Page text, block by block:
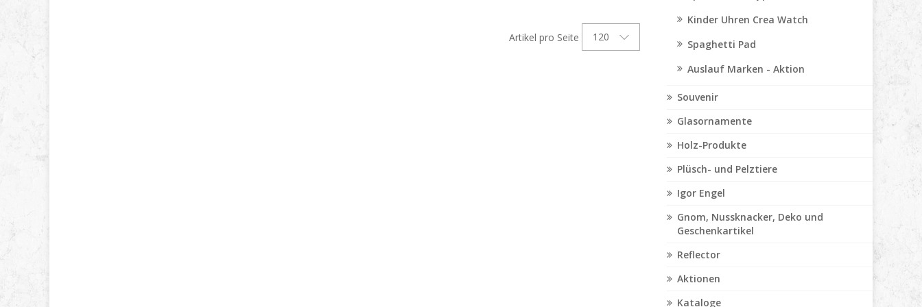
Kinder Uhren Crea Watch
Spaghetti Pad
Auslauf Marken - Aktion
Souvenir
Glasornamente
Holz-Produkte
Plüsch- und Pelztiere
Igor Engel
Gnom, Nussknacker, Deko und
Geschenkartikel
Reflector
Aktionen
Kataloge
Artikel pro Seite 120